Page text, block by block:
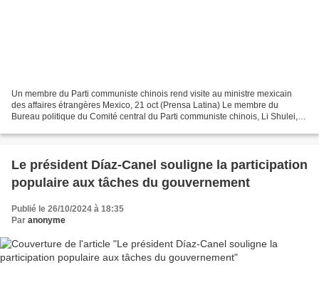
Un membre du Parti communiste chinois rend visite au ministre mexicain
des affaires étrangères Mexico, 21 oct (Prensa Latina) Le membre du
Bureau politique du Comité central du Parti communiste chinois, Li Shulei, a
Le président Díaz-Canel souligne la participation
populaire aux tâches du gouvernement
Publié le 26/10/2024 à 18:35
Par anonyme